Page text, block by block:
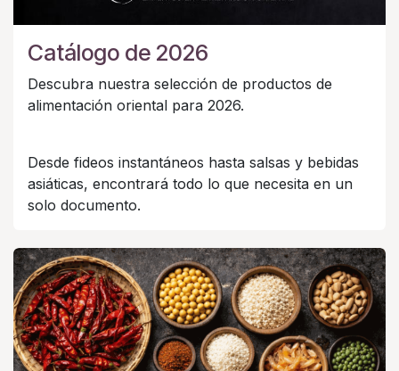
Catálogo de 2026
Descubra nuestra selección de productos de
alimentación oriental para 2026.
Desde fideos instantáneos hasta salsas y bebidas
asiáticas, encontrará todo lo que necesita en un
solo documento.